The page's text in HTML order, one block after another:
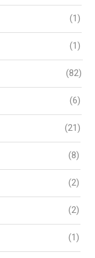
(1)
(1)
(82)
(6)
(21)
(8)
(2)
(2)
(1)